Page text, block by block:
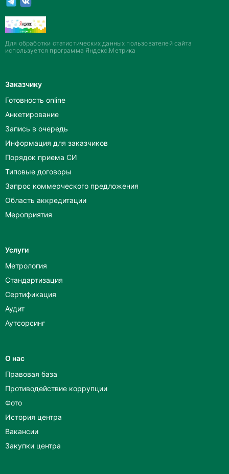
Для обработки статистических данных пользователей сайта
используется программа Яндекс.Метрика
Заказчику
Готовность online
Анкетирование
Запись в очередь
Информация для заказчиков
Порядок приема СИ
Типовые договоры
Запрос коммерческого предложения
Область аккредитации
Мероприятия
Услуги
Метрология
Стандартизация
Сертификация
Аудит
Аутсорсинг
О нас
Правовая база
Противодействие коррупции
Фото
История центра
Вакансии
Закупки центра